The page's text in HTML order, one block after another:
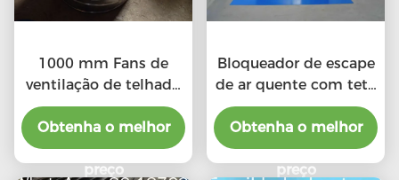
1000 mm Fans de
ventilação de telhado
industrial baratos
Obtenha o melhor
preço
Bloqueador de escape
de ar quente com teto
de liga de alumínio de
500 mm
Obtenha o melhor
preço